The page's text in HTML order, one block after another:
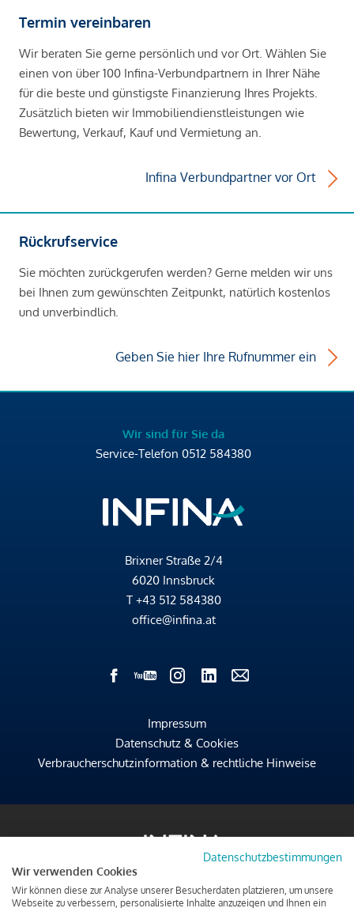
Termin vereinbaren
Wir beraten Sie gerne persönlich und vor Ort. Wählen Sie
einen von über 100 Infina-Verbundpartnern in Ihrer Nähe
für die beste und günstigste Finanzierung Ihres Projekts.
Zusätzlich bieten wir Immobiliendienstleistungen wie
Bewertung, Verkauf, Kauf und Vermietung an.
Infina Verbundpartner vor Ort
Rückrufservice
Sie möchten zurückgerufen werden? Gerne melden wir uns
bei Ihnen zum gewünschten Zeitpunkt, natürlich kostenlos
und unverbindlich.
Geben Sie hier Ihre Rufnummer ein
Wir sind für Sie da
Service-Telefon 0512 584380
Brixner Straße 2/4
6020 Innsbruck
T +43 512 584380
office@infina.at
Impressum
Datenschutz & Cookies
Verbraucherschutzinformation & rechtliche Hinweise
Datenschutzbestimmungen
Wir verwenden Cookies
Wir können diese zur Analyse unserer Besucherdaten platzieren, um unsere
Webseite zu verbessern, personalisierte Inhalte anzuzeigen und Ihnen ein